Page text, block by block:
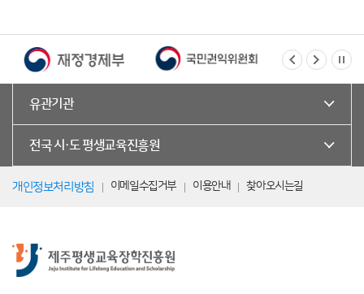
유관기관
전국 시·도 평생교육진흥원
개인정보처리방침 이메일수집거부 이용안내 찾아오시는길